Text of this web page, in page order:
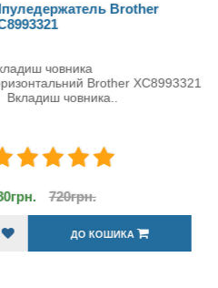
Горизонтальний човник
Brother XC8987021
Човник
горизонтальний Brother XC8987021
Корпус горизонта..
1 200грн.
ДО КОШИКА